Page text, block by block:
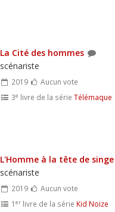
La Cité des hommes
scénariste
2019
Aucun vote
3e livre de la série Télémaque
L'Homme à la tête de singe
scénariste
2019
Aucun vote
1 erlivre de la série Kid Noize